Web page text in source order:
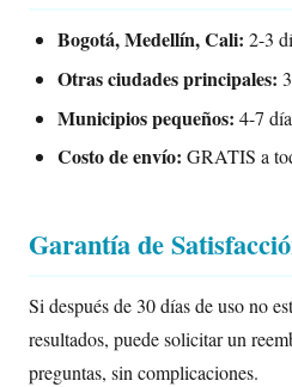
Bogotá, Medellín, Cali: 2-3
Otras ciudades principales:
Municipios pequeños: 4-7
Costo de envío: GRATIS a
Garantía de
Si después de 30 días de uso no
resultados, puede solicitar un
preguntas, sin complicaciones.